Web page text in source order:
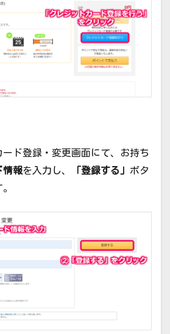
ド登録・変更画面にて、お持ち
情報を入力し、 「登録する」 ボタ